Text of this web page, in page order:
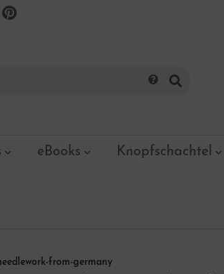
eBooks Knopfschachtel
from-germany